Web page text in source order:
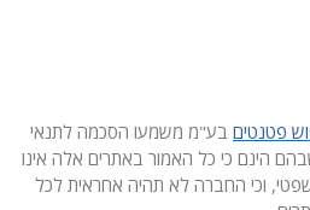
פטנטים בע"מ משמעו הסכמה לתנאי
הינם כי כל האמור באתרים אלה אינו
וכי החברה לא תהיה אחראית לכל